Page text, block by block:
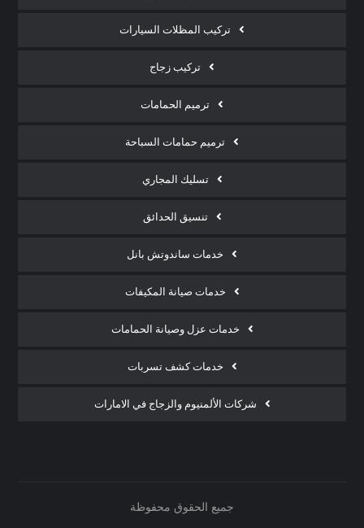
تركيب المظلات السيارات
تركيب زجاج
ترميم الحمامات
ترميم حمامات السباحة
تسليك المجاري
تنسيق الحدائق
خدمات ساندوتش بانل
خدمات صيانة المكيفات
خدمات عزل وصيانة الحمامات
خدمات كشف تسربات
شركات الألمنيوم والزجاج في الامارات
جميع الحقوق محفوظة